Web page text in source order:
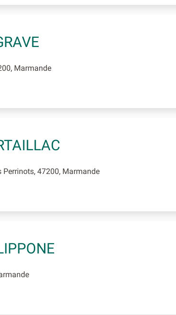
Marmande
Perrinots, 47200, Marmande